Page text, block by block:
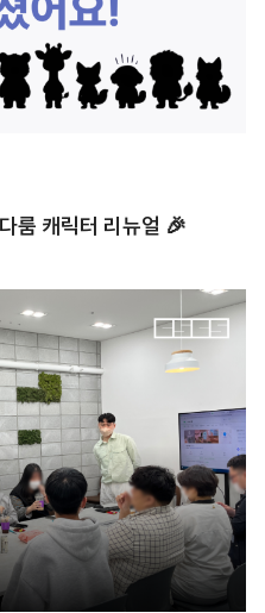
룸은 다양한 공공기관과
사합니다. 참여기관
조경제혁신센터/
화산업진흥원/
교 산학협력단/
경제혁신센터/
노파크/
한국보건산업진흥원/한국수자원공사
룸 캐릭터 리뉴얼 🎉
파일